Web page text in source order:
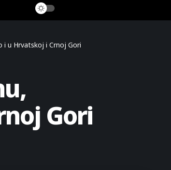
i u Hrvatskoj i Crnoj Gori
Gori